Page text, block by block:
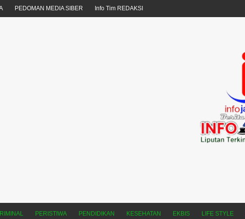
PEDOMAN MEDIA SIBER Info Tim REDAKSI
PERISTIWA PENDIDIKAN KESEHATAN EKBIS LIFE STYLE